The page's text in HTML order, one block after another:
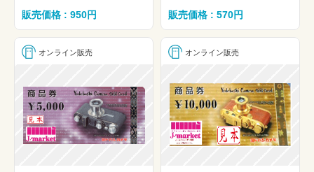
販売価格 : 950円 販売価格 : 570円
オンライン販売 オンライン販売